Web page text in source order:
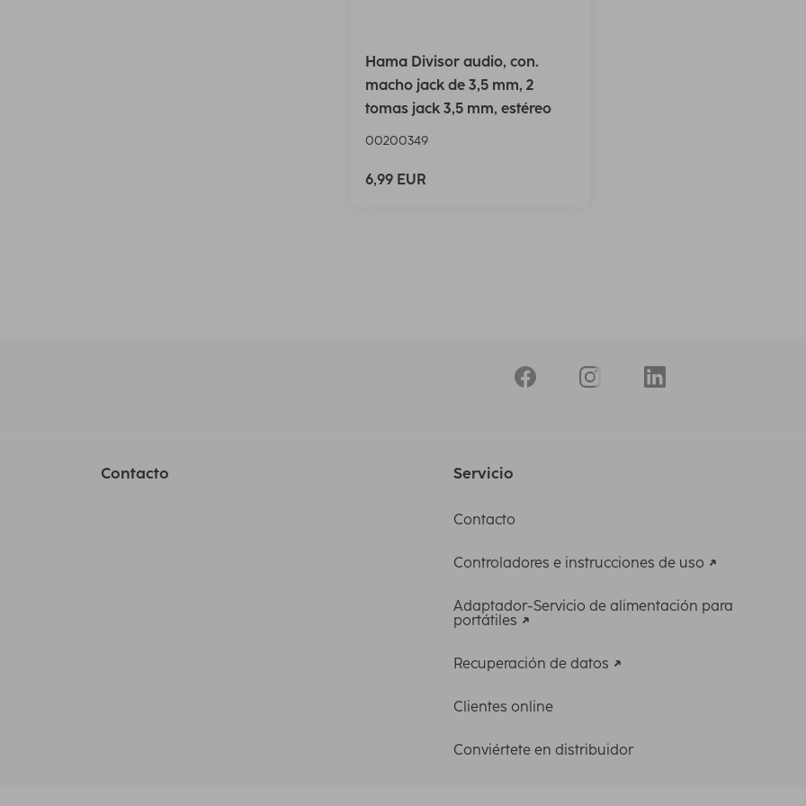
Hama Divisor audio, con.
macho jack de 3,5 mm, 2
tomas jack 3,5 mm, estéreo
00200349
6,99 EUR
Contacto Servicio
Contacto
Controladores e instrucciones de uso
Adaptador-Servicio de alimentación para
portátiles
Recuperación de datos
Clientes online
Conviértete en distribuidor